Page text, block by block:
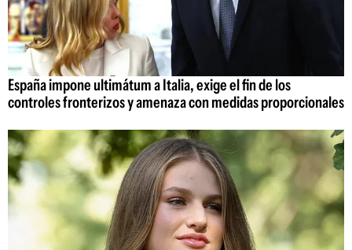
España impone ultimátum a Italia, exige el fin de los
controles fronterizos y amenaza con medidas proporcionales